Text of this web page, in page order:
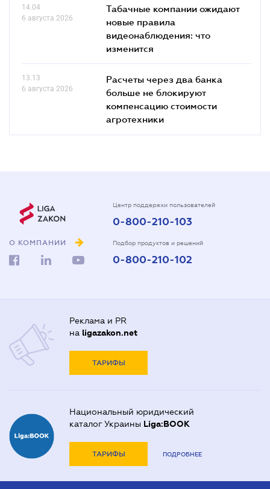
14.04
6 августа 2026
Табачные компании ожидают
новые правила
видеонаблюдения: что
изменится
13.13
6 августа 2026
Расчеты через два банка
больше не блокируют
компенсацию стоимости
агротехники
О КОМПАНИИ
Центр поддержки пользователей
0-800-210-103
Подбор продуктов и решений
0-800-210-102
Реклама и PR
на ligazakon.net
ТАРИФЫ
Национальный юридический
каталог Украины Liga:BOOK
ТАРИФЫ ПОДРОБНЕЕ